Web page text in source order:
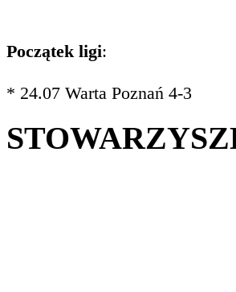
Początek ligi:
* 24.07 Warta Poznań 4-3